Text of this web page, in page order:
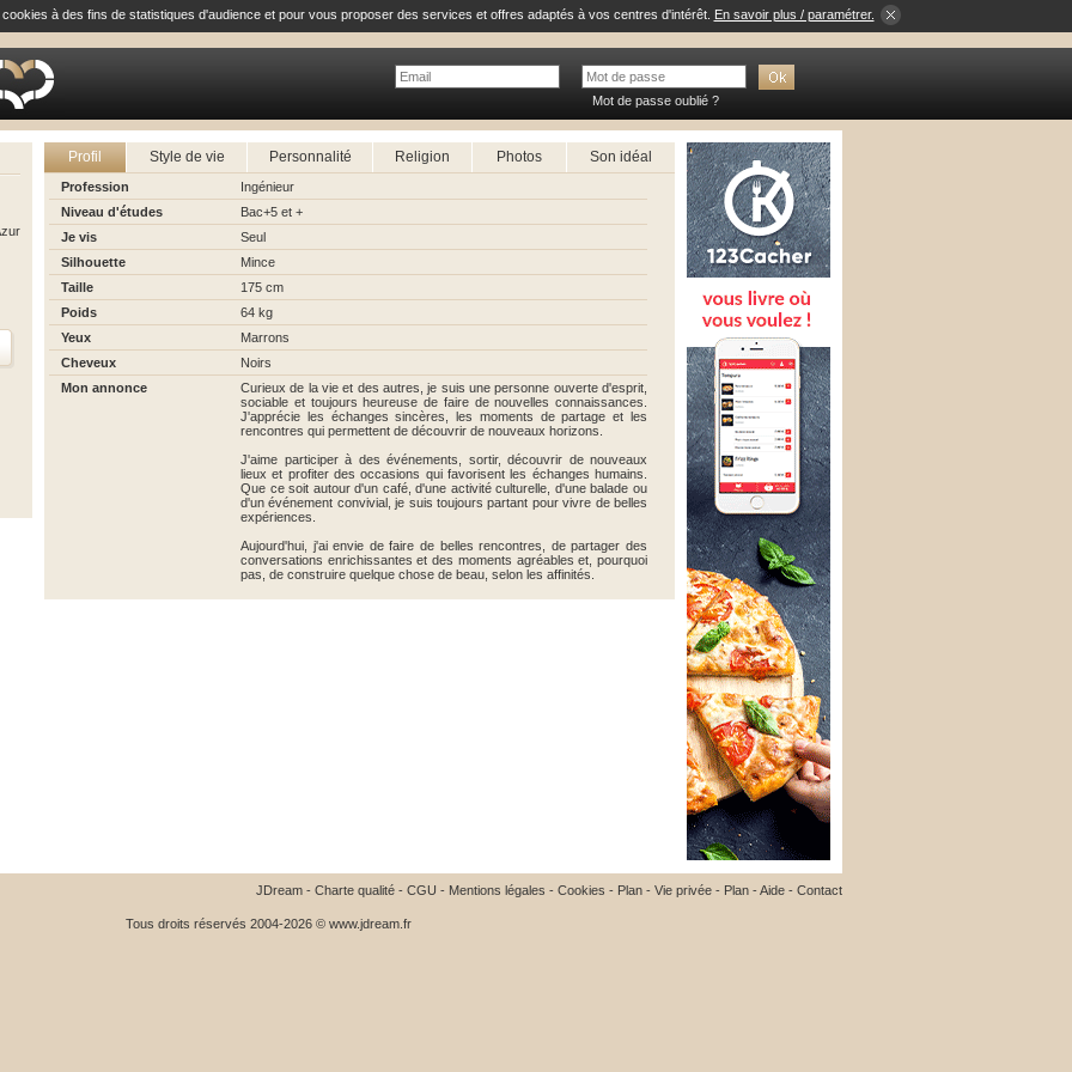
à des fins de statistiques d'audience et pour vous proposer des services et offres adaptés à vos centres d'intérêt. En savoir plus / paramétrer.
Mot de passe oublié ?
Profil Style de vie Personnalité Religion Photos Son idéal
Profession
Ingénieur
Niveau d'études
Bac+5 et +
Je vis
Seul
Silhouette
Mince
Taille
175 cm
Poids
64 kg
Yeux
Marrons
Cheveux
Noirs
Mon annonce
Curieux de la vie et des autres, je suis une personne ouverte d'esprit,
sociable et toujours heureuse de faire de nouvelles connaissances.
J'apprécie les échanges sincères, les moments de partage et les
rencontres qui permettent de découvrir de nouveaux horizons.
J'aime participer à des événements, sortir, découvrir de nouveaux
lieux et profiter des occasions qui favorisent les échanges humains.
Que ce soit autour d'un café, d'une activité culturelle, d'une balade ou
d'un événement convivial, je suis toujours partant pour vivre de belles
expériences.
Aujourd'hui, j'ai envie de faire de belles rencontres, de partager des
conversations enrichissantes et des moments agréables et, pourquoi
pas, de construire quelque chose de beau, selon les affinités.
JDream - Charte qualité - CGU - Mentions légales - Cookies - Plan - Vie privée - Plan -Aide - Contact
Tous droits réservés 2004-2026 © www.jdream.fr